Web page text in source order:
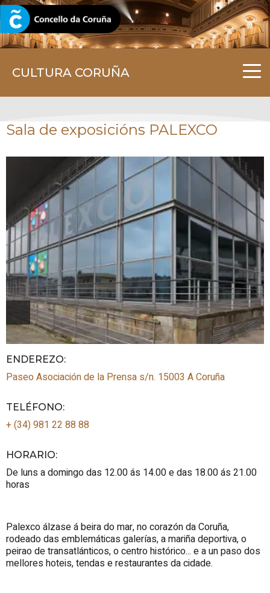
CULTURA CORUÑA
CORUNA.GAL
Sala de exposicións PALEXCO
ENDEREZO:
Paseo Asociación de la Prensa s/n. 15003 A Coruña
TELÉFONO:
+ (34) 981 22 88 88
HORARIO:
De luns a domingo das 12.00 ás 14.00 e das 18.00 ás 21.00
horas
Palexco álzase á beira do mar, no corazón da Coruña,
rodeado das emblemáticas galerías, a mariña deportiva, o
peirao de transatlánticos, o centro histórico... e a un paso dos
mellores hoteis, tendas e restaurantes da cidade.